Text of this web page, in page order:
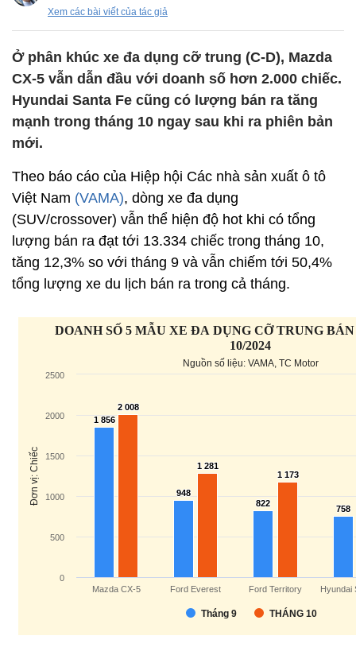
Xem các bài viết của tác giả
Ở phân khúc xe đa dụng cỡ trung (C-D), Mazda
CX-5 vẫn dẫn đầu với doanh số hơn 2.000 chiếc.
Hyundai Santa Fe cũng có lượng bán ra tăng
mạnh trong tháng 10 ngay sau khi ra phiên bản
mới.
Theo báo cáo của Hiệp hội Các nhà sản xuất ô tô
Việt Nam (VAMA), dòng xe đa dụng
(SUV/crossover) vẫn thể hiện độ hot khi có tổng
lượng bán ra đạt tới 13.334 chiếc trong tháng 10,
tăng 12,3% so với tháng 9 và vẫn chiếm tới 50,4%
tổng lượng xe du lịch bán ra trong cả tháng.